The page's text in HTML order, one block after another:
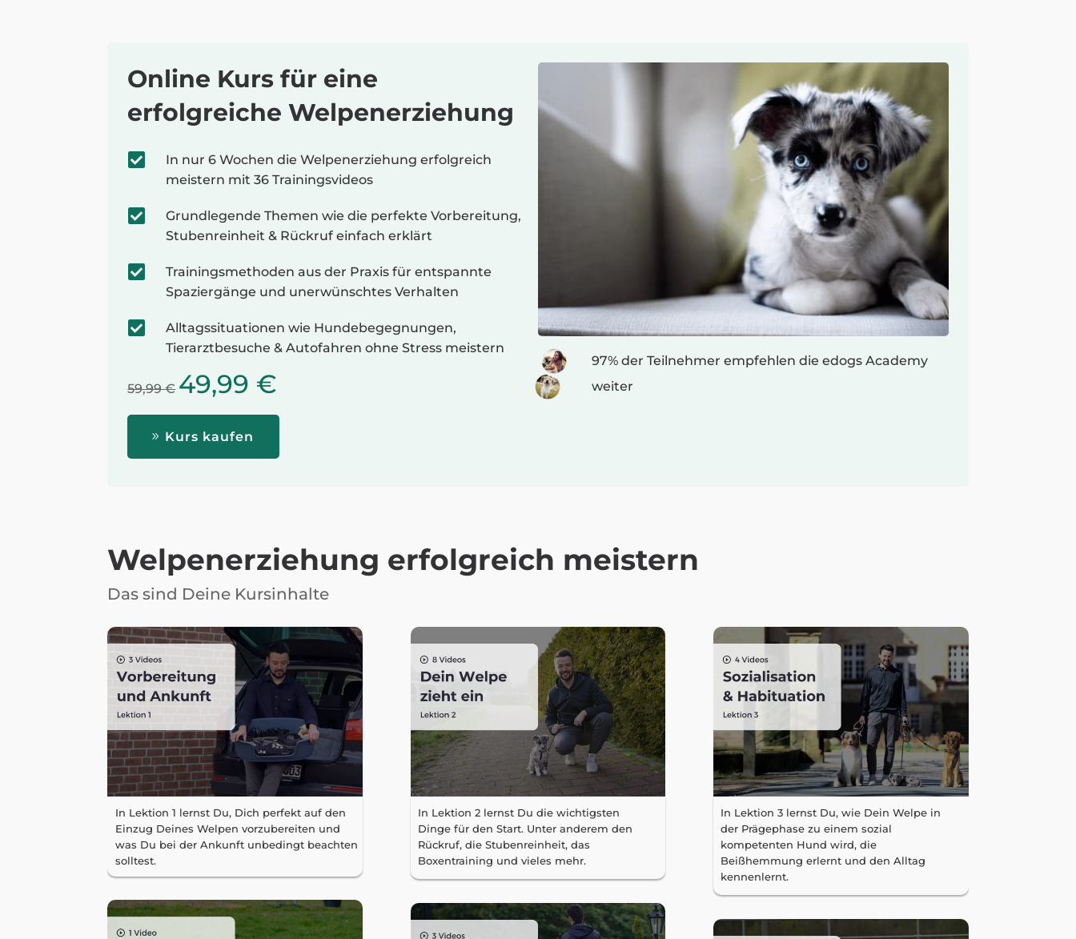
Online Kurs für eine
erfolgreiche Welpenerziehung

In nur 6 Wochen die Welpenerziehung erfolgreich
meistern mit 36 Trainingsvideos

Grundlegende Themen wie die perfekte Vorbereitung,
Stubenreinheit & Rückruf einfach erklärt

Trainingsmethoden aus der Praxis für entspannte
Spaziergänge und unerwünschtes Verhalten

Alltagssituationen wie Hundebegegnungen,
Tierarztbesuche & Autofahren ohne Stress meistern
59,99 € 49,99 €
Kurs kaufen
97% der Teilnehmer empfehlen die edogs Academy
weiter
Welpenerziehung erfolgreich meistern
Das sind Deine Kursinhalte
In Lektion 1 lernst Du, Dich perfekt auf den
Einzug Deines Welpen vorzubereiten und
was Du bei der Ankunft unbedingt beachten
solltest.
In Lektion 2 lernst Du die wichtigsten
Dinge für den Start. Unter anderem den
Rückruf, die Stubenreinheit, das
Boxentraining und vieles mehr.
In Lektion 3 lernst Du, wie Dein Welpe in
der Prägephase zu einem sozial
kompetenten Hund wird, die
Beißhemmung erlernt und den Alltag
kennenlernt.